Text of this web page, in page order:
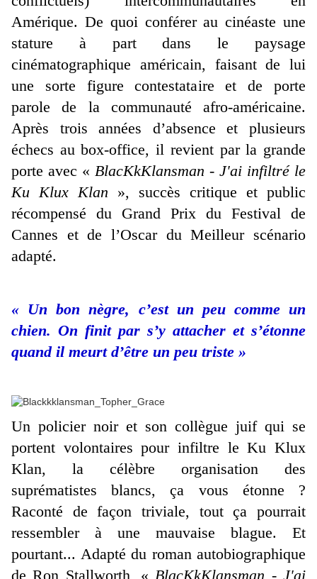
Amérique. De quoi conférer au cinéaste une
stature à part dans le paysage
cinématographique américain, faisant de lui
une sorte figure contestataire et de porte
parole de la communauté afro-américaine.
Après trois années d’absence et plusieurs
échecs au box-office, il revient par la grande
porte avec « BlacKkKlansman - J'ai infiltré le
Ku Klux Klan », succès critique et public
récompensé du Grand Prix du Festival de
Cannes et de l’Oscar du Meilleur scénario
adapté.
« Un bon nègre, c’est un peu comme un
chien. On finit par s’y attacher et s’étonne
quand il meurt d’être un peu triste »
Un policier noir et son collègue juif qui se
portent volontaires pour infiltre le Ku Klux
Klan, la célèbre organisation des
suprématistes blancs, ça vous étonne ?
Raconté de façon triviale, tout ça pourrait
ressembler à une mauvaise blague. Et
pourtant... Adapté du roman autobiographique
de Ron Stallworth, « BlacKkKlansman - J'ai